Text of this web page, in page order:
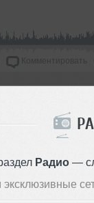
Радио—
Комментировать
ДРУЗЬЯМ